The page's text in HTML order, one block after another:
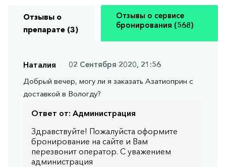
Отзывы о
препарате (3)
Отзывы о сервисе
бронирования (568)
Наталия
02 Сентября 2020, 21:56
Добрый вечер, могу ли я заказать Азатиоприн с
доставкой в Вологду?
Ответ от: Администрация
Здравствуйте! Пожалуйста оформите
бронирование на сайте и Вам
перезвонит оператор. С уважением
администрация